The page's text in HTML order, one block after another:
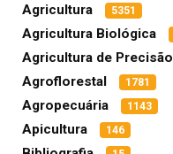
Agricultura 5351
Agricultura Biológica
Agricultura de Precisão
Agroflorestal 1781
Agropecuária 1143
Apicultura 146